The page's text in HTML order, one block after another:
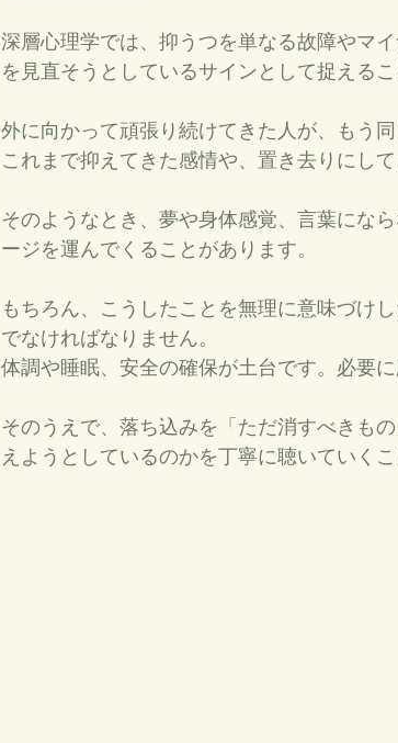
深層心理学では、抑うつを単なる故障やマ
を見直そうとしているサインとして捉えるこ
外に向かって頑張り続けてきた人が、もう
これまで抑えてきた感情や、置き去りにし
そのようなとき、夢や身体感覚、言葉にな
ージを運んでくることがあります。
もちろん、こうしたことを無理に意味づけ
でなければなりません。
体調や睡眠、安全の確保が土台です。必要
そのうえで、落ち込みを「ただ消すべきも
えようとしているのかを丁寧に聴いていく